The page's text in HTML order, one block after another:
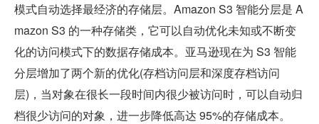
模式自动选择最经济的存储层。Amazon S3 智能分层是 A
mazon S3 的一种存储类，它可以自动优化未知或不断变
化的访问模式下的数据存储成本。亚马逊现在为 S3 智能
分层增加了两个新的优化(存档访问层和深度存档访问
层)，当对象在很长一段时间内很少被访问时，可以自动归
档很少访问的对象，进一步降低高达 95%的存储成本。